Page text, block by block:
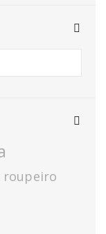
roupeiro